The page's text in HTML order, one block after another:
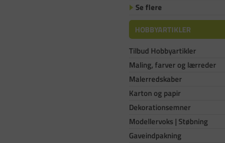
Se flere
HOBBYARTIKLER
Tilbud Hobbyartikler
Maling, farver og lærreder
Malerredskaber
Karton og papir
Dekorationsemner
Modellervoks | Støbning
Gaveindpakning